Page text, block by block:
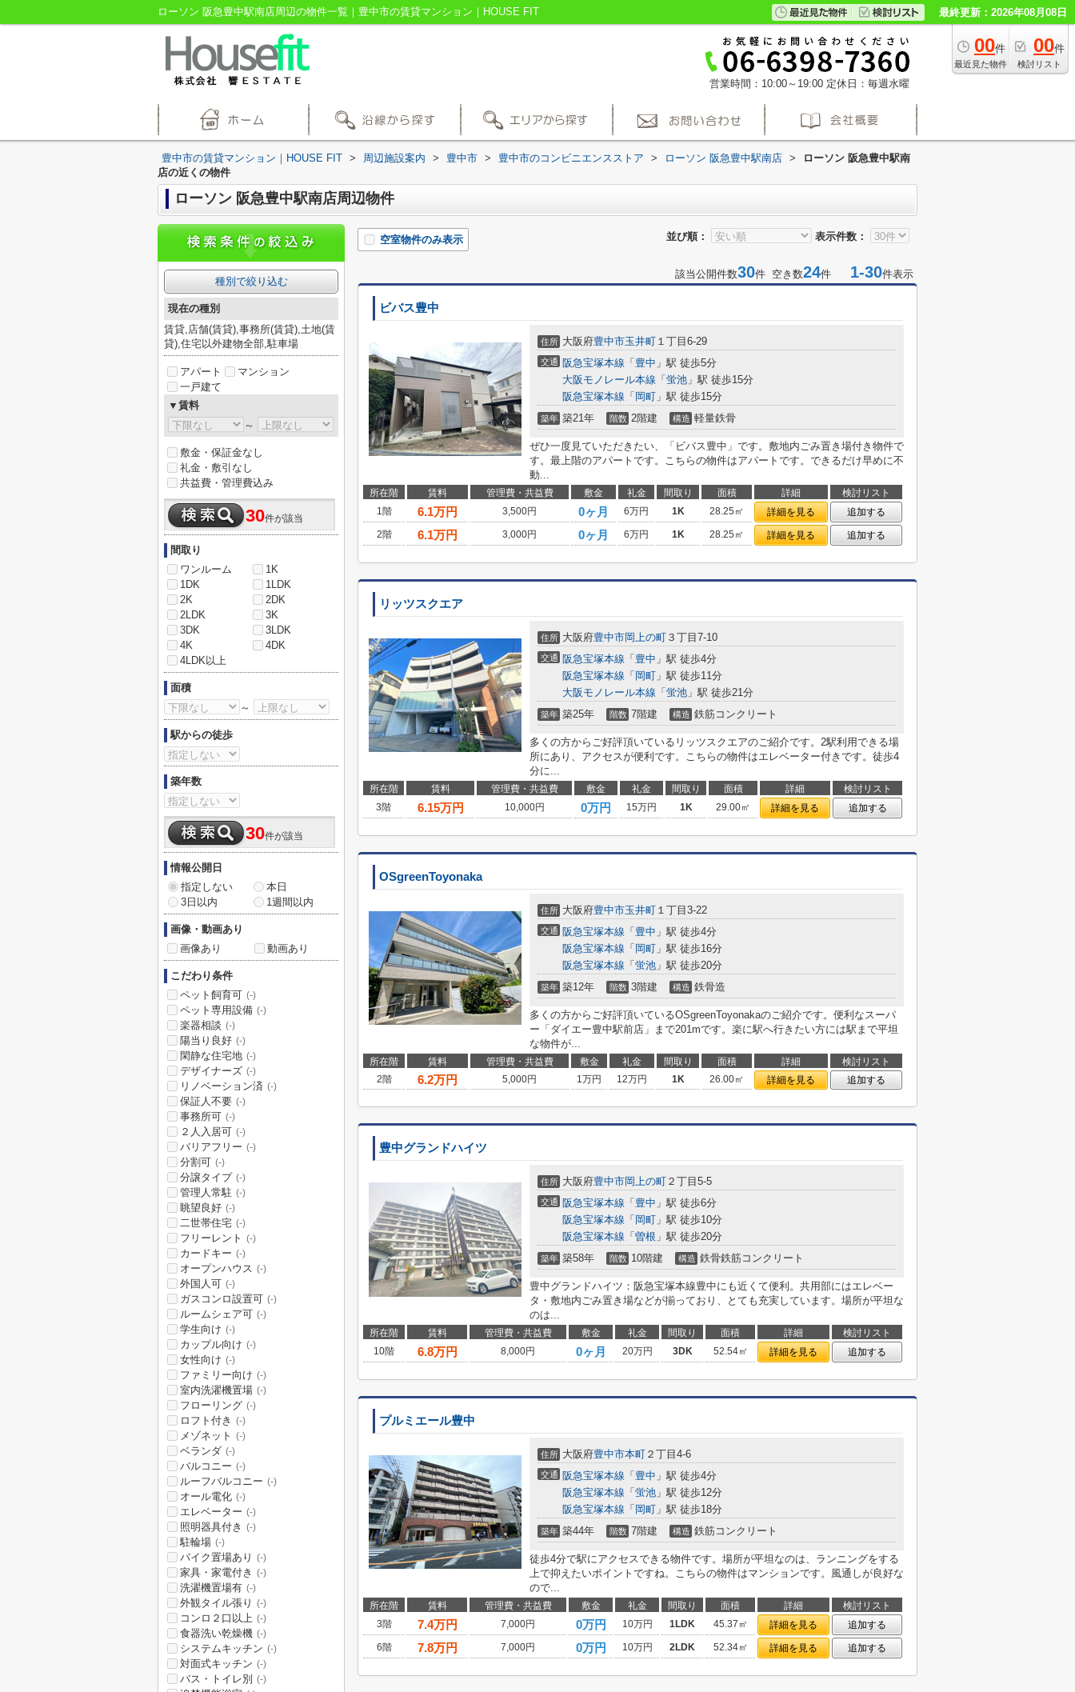
ローソン 阪急豊中駅南店周辺の物件一覧｜豊中市の賃貸マンション｜HOUSE FIT 最終更新：2026年08月08日
00件
最近見た物件
00件
検討リスト
営業時間：10:00～19:00 定休日：毎週水曜
豊中市の賃貸マンション｜HOUSE FIT > 周辺施設案内 > 豊中市 > 豊中市のコンビニエンスストア > ローソン 阪急豊中駅南店 >
ローソン 阪急豊中駅南
店の近くの物件
ローソン 阪急豊中駅南店周辺物件
並び順： 表示件数：
空室物件のみ表示
該当公開件数30件 空き数24件 1-30件表示
ビバス豊中
住所 大阪府豊中市玉井町 １丁目6-29
交通 阪急宝塚本線 「 豊中 」駅 徒歩5分
大阪モノレール本線 「 蛍池 」駅 徒歩15分
阪急宝塚本線 「 岡町 」駅 徒歩15分
築年 築21年 階数 2階建 構造 軽量鉄骨
ぜひ一度見ていただきたい、「ビバス豊中」です。敷地内ごみ置き場付き物件で
す。最上階のアパートです。こちらの物件はアパートです。できるだけ早めに不
動...
所在階 賃料 管理費・共益費 敷金 礼金 間取り 面積 詳細
検討リスト
1階
6.1万円 3,500円 0ヶ月 6万円 1K 28.25㎡ 詳細を見る
追加する
2階
6.1万円 3,000円 0ヶ月 6万円 1K 28.25㎡ 詳細を見る 追加する
リッツスクエア
住所 大阪府豊中市岡上の町 ３丁目7-10
交通 阪急宝塚本線 「 豊中 」駅 徒歩4分
阪急宝塚本線 「 岡町 」駅 徒歩11分
大阪モノレール本線 「 蛍池 」駅 徒歩21分
築年 築25年 階数 7階建 構造 鉄筋コンクリート
多くの方からご好評頂いているリッツスクエアのご紹介です。2駅利用できる場
所にあり、アクセスが便利です。こちらの物件はエレベーター付きです。徒歩4
分に...
所在階 賃料 管理費・共益費 敷金 礼金 間取り 面積 詳細
検討リスト
3階
6.15万円 10,000円 0万円 15万円 1K 29.00㎡ 詳細を見る 追加する
OSgreenToyonaka
住所 大阪府豊中市玉井町 １丁目3-22
交通 阪急宝塚本線 「 豊中 」駅 徒歩4分
阪急宝塚本線 「 岡町 」駅 徒歩16分
阪急宝塚本線 「 蛍池 」駅 徒歩20分
築年 築12年 階数 3階建 構造 鉄骨造
多くの方からご好評頂いているOSgreenToyonakaのご紹介です。便利なスーパ
ー「ダイエー豊中駅前店」まで201mです。楽に駅へ行きたい方には駅まで平坦
な物件が...
所在階 賃料 管理費・共益費 敷金 礼金 間取り 面積 詳細
検討リスト
2階
6.2万円 5,000円 1万円 12万円 1K 26.00㎡ 詳細を見る 追加する
豊中グランドハイツ
住所 大阪府豊中市岡上の町 ２丁目5-5
交通 阪急宝塚本線 「 豊中 」駅 徒歩6分
阪急宝塚本線 「 岡町 」駅 徒歩10分
阪急宝塚本線 「 曽根 」駅 徒歩20分
築年 築58年 階数 10階建 構造 鉄骨鉄筋コンクリート
豊中グランドハイツ：阪急宝塚本線豊中にも近くて便利。共用部にはエレベー
タ・敷地内ごみ置き場などが揃っており、とても充実しています。場所が平坦な
のは...
所在階 賃料 管理費・共益費 敷金 礼金 間取り 面積 詳細
検討リスト
10階
6.8万円 8,000円 0ヶ月 20万円 3DK 52.54㎡ 詳細を見る 追加する
プルミエール豊中
住所 大阪府豊中市本町 ２丁目4-6
交通 阪急宝塚本線 「 豊中 」駅 徒歩4分
阪急宝塚本線 「 蛍池 」駅 徒歩12分
阪急宝塚本線 「 岡町 」駅 徒歩18分
築年 築44年 階数 7階建 構造 鉄筋コンクリート
徒歩4分で駅にアクセスできる物件です。場所が平坦なのは、ランニングをする
上で抑えたいポイントですね。こちらの物件はマンションです。風通しが良好な
ので...
所在階 賃料 管理費・共益費 敷金 礼金 間取り 面積 詳細
検討リスト
3階
7.4万円 7,000円 0万円 10万円 1LDK 45.37㎡ 詳細を見る
追加する
6階
7.8万円 7,000円 0万円 10万円 2LDK 52.34㎡ 詳細を見る 追加する
種別で絞り込む
現在の種別
賃貸,店舗(賃貸),事務所(賃貸),土地(賃
貸),住宅以外建物全部,駐車場
アパート
マンション
一戸建て
▼賃料
～
敷金・保証金なし
礼金・敷引なし
共益費・管理費込み
30件が該当
間取り
ワンルーム
1K
1DK
1LDK
2K
2DK
2LDK
3K
3DK
3LDK
4K
4DK
4LDK以上
面積
～
駅からの徒歩
築年数
30件が該当
情報公開日
指定しない
本日
3日以内
1週間以内
画像・動画あり
画像あり
動画あり
こだわり条件
ペット飼育可 (-)
ペット専用設備 (-)
楽器相談 (-)
陽当り良好 (-)
閑静な住宅地 (-)
デザイナーズ (-)
リノベーション済 (-)
保証人不要 (-)
事務所可 (-)
２人入居可 (-)
バリアフリー (-)
分割可 (-)
分譲タイプ (-)
管理人常駐 (-)
眺望良好 (-)
二世帯住宅 (-)
フリーレント (-)
カードキー (-)
オープンハウス (-)
外国人可 (-)
ガスコンロ設置可 (-)
ルームシェア可 (-)
学生向け (-)
カップル向け (-)
女性向け (-)
ファミリー向け (-)
室内洗濯機置場 (-)
フローリング (-)
ロフト付き (-)
メゾネット (-)
ベランダ (-)
バルコニー (-)
ルーフバルコニー (-)
オール電化 (-)
エレベーター (-)
照明器具付き (-)
駐輪場 (-)
バイク置場あり (-)
家具・家電付き (-)
洗濯機置場有 (-)
外観タイル張り (-)
コンロ２口以上 (-)
食器洗い乾燥機 (-)
システムキッチン (-)
対面式キッチン (-)
バス・トイレ別 (-)